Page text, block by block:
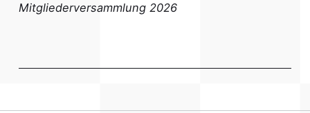
Mitgliederversammlung 2026